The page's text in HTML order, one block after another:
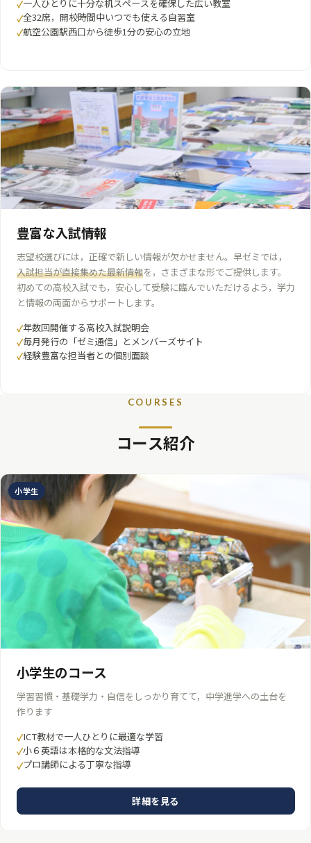
一人ひとりに十分な机スペースを確保した広い教室
全32席，開校時間中いつでも使える自習室
航空公園駅西口から徒歩1分の安心の立地
豊富な入試情報
志望校選びには，正確で新しい情報が欠かせません。早ゼミでは，
入試担当が直接集めた最新情報を，さまざまな形でご提供します。
初めての高校入試でも，安心して受験に臨んでいただけるよう，学力
と情報の両面からサポートします。
年数回開催する高校入試説明会
毎月発行の「ゼミ通信」とメンバーズサイト
経験豊富な担当者との個別面談
COURSES
コース紹介
小学生
小学生のコース
学習習慣・基礎学力・自信をしっかり育てて，中学進学への土台を
作ります
ICT教材で一人ひとりに最適な学習
小６英語は本格的な文法指導
プロ講師による丁寧な指導
詳細を見る